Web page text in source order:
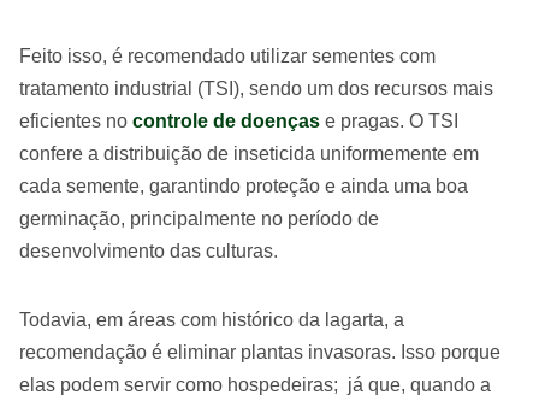
Feito isso, é recomendado utilizar sementes com
tratamento industrial (TSI), sendo um dos recursos mais
eficientes no controle de doenças e pragas. O TSI
confere a distribuição de inseticida uniformemente em
cada semente, garantindo proteção e ainda uma boa
germinação, principalmente no período de
desenvolvimento das culturas.
Todavia, em áreas com histórico da lagarta, a
recomendação é eliminar plantas invasoras. Isso porque
elas podem servir como hospedeiras; já que, quando a